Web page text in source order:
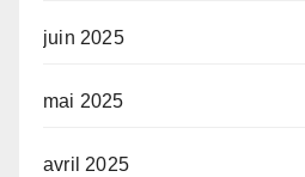
juin 2025
mai 2025
avril 2025